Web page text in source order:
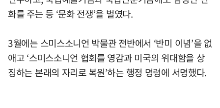
화를 주는 등 ‘문화 전쟁’을 벌였다.
3월에는 스미스소니언 박물관 전반에서 ‘반미 이념’을 없
애고 ‘스미스소니언 협회를 영감과 미국의 위대함을 상
징하는 본래의 자리로 복원’하는 행정 명령에 서명했다.